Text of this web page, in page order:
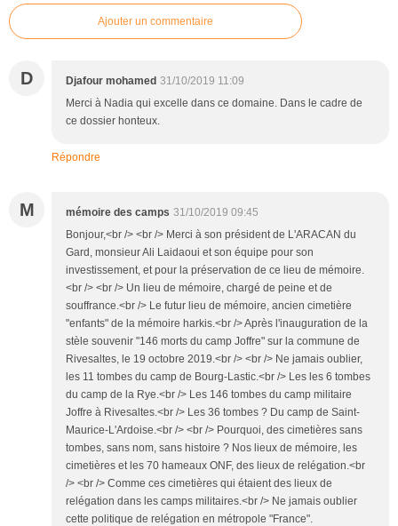
Ajouter un commentaire
D Djafour mohamed 31/10/2019 11:09
Merci à Nadia qui excelle dans ce domaine. Dans le cadre de
ce dossier honteux.
Répondre
M mémoire des camps 31/10/2019 09:45
Bonjour,<br /> <br /> Merci à son président de L'ARACAN du
Gard, monsieur Ali Laidaoui et son équipe pour son
investissement, et pour la préservation de ce lieu de mémoire.
<br /> <br /> Un lieu de mémoire, chargé de peine et de
souffrance.<br /> Le futur lieu de mémoire, ancien cimetière
"enfants" de la mémoire harkis.<br /> Après l'inauguration de la
stèle souvenir "146 morts du camp Joffre" sur la commune de
Rivesaltes, le 19 octobre 2019.<br /> <br /> Ne jamais oublier,
les 11 tombes du camp de Bourg-Lastic.<br /> Les les 6 tombes
du camp de la Rye.<br /> Les 146 tombes du camp militaire
Joffre à Rivesaltes.<br /> Les 36 tombes ? Du camp de Saint-
Maurice-L'Ardoise.<br /> <br /> Pourquoi, des cimetières sans
tombes, sans nom, sans histoire ? Nos lieux de mémoire, les
cimetières et les 70 hameaux ONF, des lieux de relégation.<br
/> <br /> Comme ces cimetières qui étaient des lieux de
relégation dans les camps militaires.<br /> Ne jamais oublier
cette politique de relégation en métropole "France".